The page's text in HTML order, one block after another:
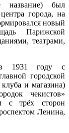
название) был
центрагорода, на
новый
Парижской
театрами,
в 1931 году с
городской
и магазина)
чекистов»
с трёх сторон
Ленина,